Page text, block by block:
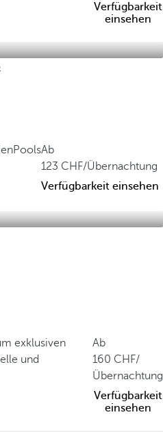
Verfügbarkeit
einsehen
PoolsAb
123
/Übernachtung
Verfügbarkeit einsehen
exklusiven
und
Ab
160
/
Übernachtung
Verfügbarkeit
einsehen